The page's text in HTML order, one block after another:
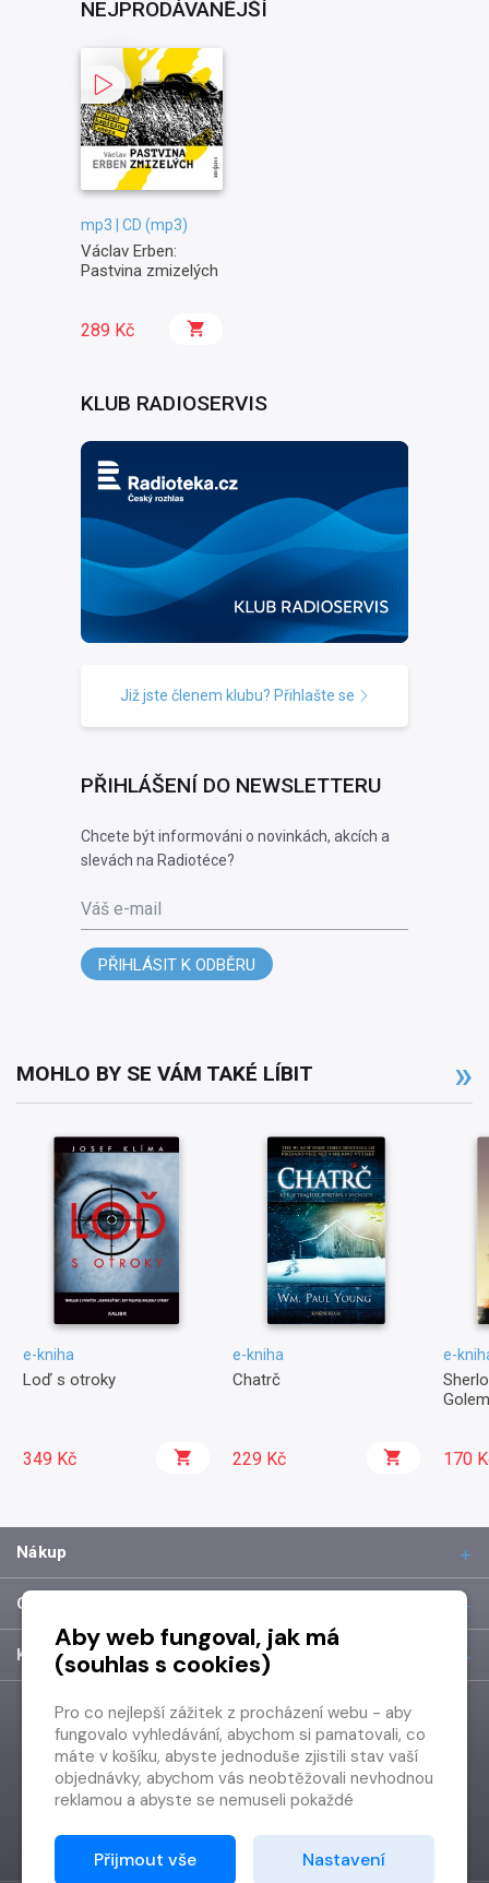
NEJPRODÁVANĚJŠÍ
mp3 | CD (mp3)
Václav Erben:
Pastvina zmizelých
289 Kč
KLUB RADIOSERVIS
Již jste členem klubu? Přihlašte se
PŘIHLÁŠENÍ DO NEWSLETTERU
Chcete být informováni o novinkách, akcích a
slevách na Radiotéce?
Váš e-mail
PŘIHLÁSIT K ODBĚRU
MOHLO BY SE VÁM TAKÉ LÍBIT
e-kniha
Loď s otroky
349 Kč
e-kniha
Chatrč
229 Kč
e-
170
Nákup
O společnosti
Kontakt
Aby web fungoval, jak má
(souhlas s cookies)
Pro co nejlepší zážitek z procházení webu - aby
fungovalo vyhledávání, abychom si pamatovali, co
máte v košíku, abyste jednoduše zjistili stav vaší
objednávky, abychom vás neobtěžovali nevhodnou
reklamou a abyste se nemuseli pokaždé
Proto od vás potřebujeme souhlas se
zpracováním souborů cookies
Přijmout vše Nastavení